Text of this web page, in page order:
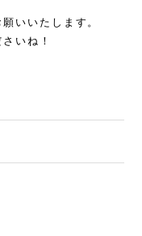
いいたします。
いね！